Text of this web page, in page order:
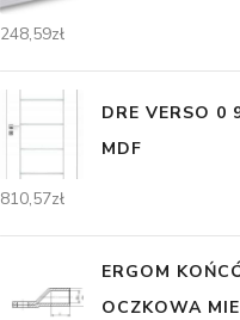
248,59zł
DRE VERSO 0
MDF
810,57zł
ERGOM
OCZKOWA